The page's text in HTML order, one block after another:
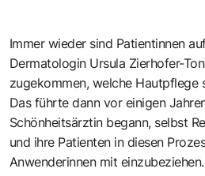
Immer wieder sind Patientinnen
Dermatologin Ursula Zierhofer-
zugekommen, welche Hautpflege
Das führte dann vor einigen
Schönheitsärztin begann, selbst
und ihre Patienten in diesen
Anwenderinnen mit einzubeziehen.